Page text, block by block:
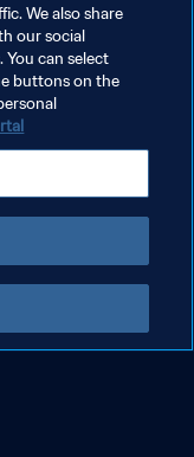
We also share
our social
You can select
buttons on the